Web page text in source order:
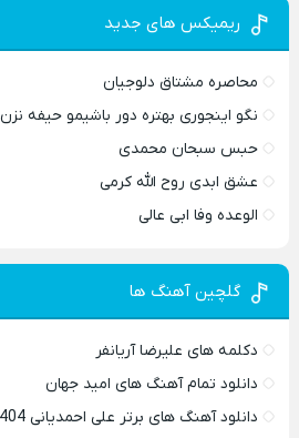
ریمیکس های جدید
محاصره مشتاق دلوجیان
نگو اینجوری بهتره دور باشیمو حیفه نزن
حبس سبحان محمدی
عشق ابدی روح الله کرمی
الوعده وفا ابی عالی
گلچین آهنگ ها
دکلمه های علیرضا آریانفر
دانلود تمام آهنگ های امید جهان
دانلود آهنگ های برتر علی احمدیانی 1404